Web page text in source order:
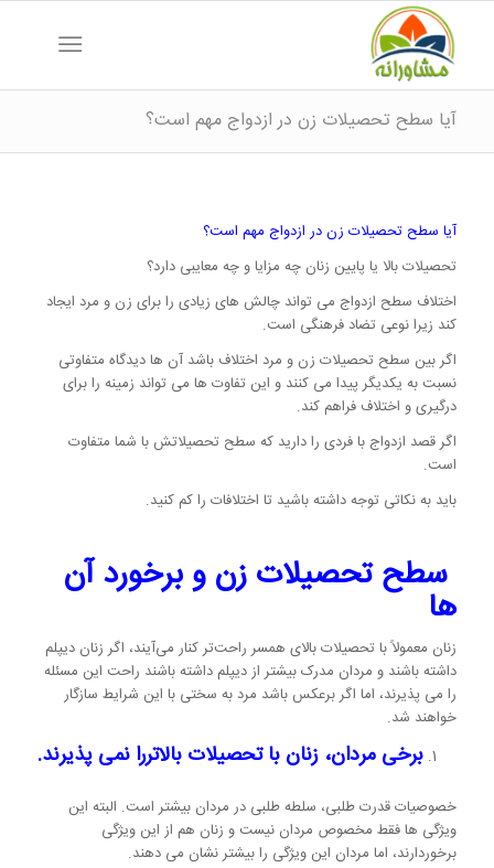
آیا سطح تحصیلات زن در ازدواج مهم است؟
آیا سطح تحصیلات زن در ازدواج مهم است؟
تحصیلات بالا یا پایین زنان چه مزایا و چه معایبی دارد؟
اختلاف سطح ازدواج می تواند چالش های زیادی را برای زن و مرد ایجاد
کند زیرا نوعی تضاد فرهنگی است.
اگر بین سطح تحصیلات زن و مرد اختلاف باشد آن ها دیدگاه متفاوتی
نسبت به یکدیگر پیدا می کنند و این تفاوت ها می تواند زمینه را برای
درگیری و اختلاف فراهم کند.
اگر قصد ازدواج با فردی را دارید که سطح تحصیلاتش با شما متفاوت
است.
باید به نکاتی توجه داشته باشید تا اختلافات را کم کنید.
سطح تحصیلات زن و برخورد آن
ها
زنان معمولاً با تحصیلات بالای همسر راحت‌تر کنار می‌آیند، اگر زنان دیپلم
داشته باشند و مردان مدرک بیشتر از دیپلم داشته باشند راحت این مسئله
را می پذیرند، اما اگر برعکس باشد مرد به سختی با این شرایط سازگار
خواهند شد.
برخی مردان، زنان با تحصیلات بالاتررا نمی پذیرند.
خصوصیات قدرت طلبی، سلطه طلبی در مردان بیشتر است. البته این
ویژگی ها فقط مخصوص مردان نیست و زنان هم از این ویژگی
برخوردارند، اما مردان این ویژگی را بیشتر نشان می دهند.